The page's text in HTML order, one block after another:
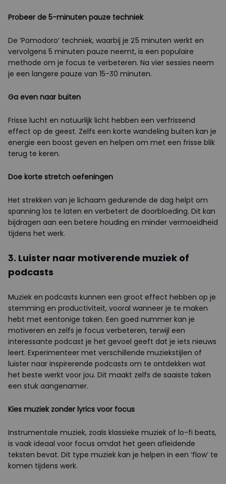
Probeer de 5-minuten pauze techniek
De ‘Pomodoro’ techniek, waarbij je 25 minuten werkt en
vervolgens 5 minuten pauze neemt, is een populaire
methode om je focus te verbeteren. Na vier sessies neem
je een langere pauze van 15-30 minuten.
Ga even naar buiten
Frisse lucht en natuurlijk licht hebben een verfrissend
effect op de geest. Zelfs een korte wandeling buiten kan je
energie een boost geven en helpen om met een frisse blik
terug te keren.
Doe korte stretch oefeningen
Het strekken van je lichaam gedurende de dag helpt om
spanning los te laten en verbetert de doorbloeding. Dit kan
bijdragen aan een betere houding en minder vermoeidheid
tijdens het werk.
3. Luister naar motiverende muziek of
podcasts
Muziek en podcasts kunnen een groot effect hebben op je
stemming en productiviteit, vooral wanneer je te maken
hebt met eentonige taken. Een goed nummer kan je
motiveren en zelfs je focus verbeteren, terwijl een
interessante podcast je het gevoel geeft dat je iets nieuws
leert. Experimenteer met verschillende muziekstijlen of
luister naar inspirerende podcasts om te ontdekken wat
het beste werkt voor jou. Dit maakt zelfs de saaiste taken
een stuk aangenamer.
Kies muziek zonder lyrics voor focus
Instrumentale muziek, zoals klassieke muziek of lo-fi beats,
is vaak ideaal voor focus omdat het geen afleidende
teksten bevat. Dit type muziek kan je helpen in een ‘flow’ te
komen tijdens werk.